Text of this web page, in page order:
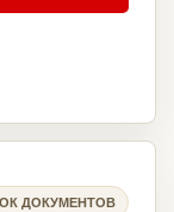
ДОКУМЕНТОВ